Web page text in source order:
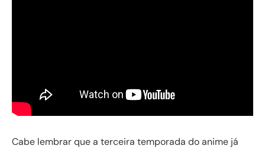
Cabe lembrar que a terceira temporada do anime já